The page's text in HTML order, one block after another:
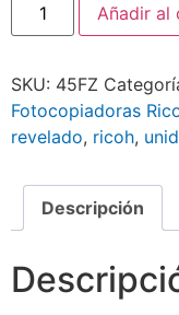
Añadir al
SKU: 45FZ
Fotocopiadoras
revelado, ricoh,
Descripción